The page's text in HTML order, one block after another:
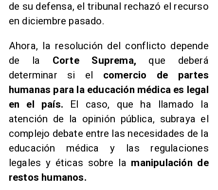
de su defensa, el tribunal rechazó el recurso
en diciembre pasado.
Ahora, la resolución del conflicto depende
de la Corte Suprema, que deberá
determinar si el comercio de partes
humanas para la educación médica es legal
en el país. El caso, que ha llamado la
atención de la opinión pública, subraya el
complejo debate entre las necesidades de la
educación médica y las regulaciones
legales y éticas sobre la manipulación de
restos humanos.